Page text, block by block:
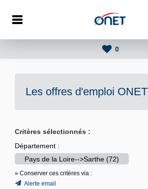
0
Les offres d'emploi ONET
Critères sélectionnés :
Département :
Pays de la Loire-->Sarthe (72)
» Conserver ces critères via :
Alerte email